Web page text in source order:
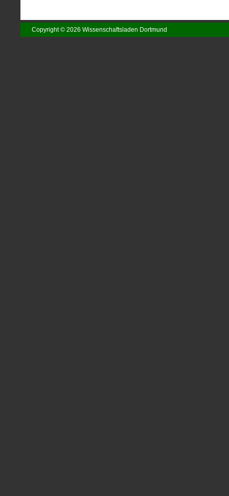
Copyright © 2026 Wissenschaftsladen Dortmund